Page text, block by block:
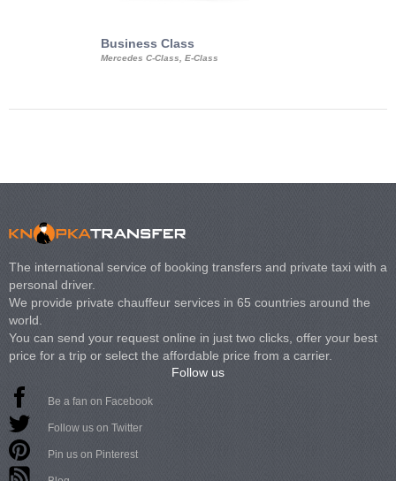
Business Class
Mercedes C-Class, E-Class
The international service of booking transfers and private taxi with a
personal driver.
We provide private chauffeur services in 65 countries around the
world.
You can send your request online in just two clicks, offer your best
price for a trip or select the affordable price from a carrier.
Follow us
Be a fan on Facebook
Follow us on Twitter
Pin us on Pinterest